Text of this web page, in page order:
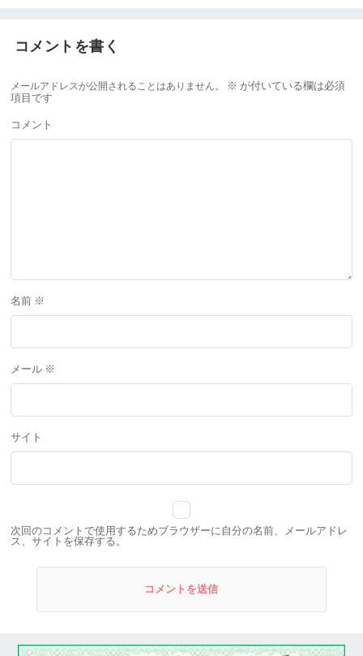
コメントを書く
メールアドレスが公開されることはありません。 ※ が付いている欄は必須
項目です
コメント
名前 ※
メール ※
サイト
次回のコメントで使用するためブラウザーに自分の名前、メールアドレ
ス、サイトを保存する。